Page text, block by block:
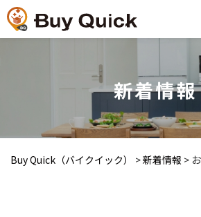
新着情報
Buy Quick（バイクイック） >新着情報 >